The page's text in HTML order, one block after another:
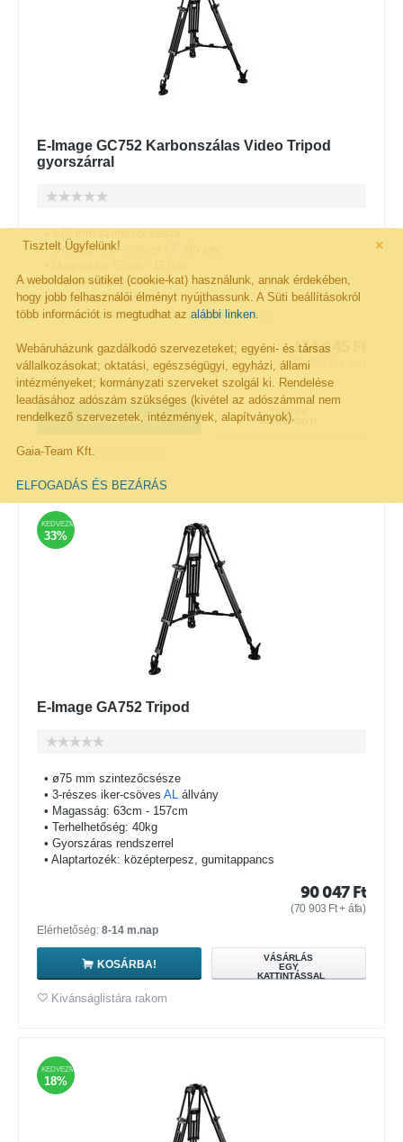
×
Tisztelt Ügyfelünk!
A weboldalon sütiket (cookie-kat) használunk, annak érdekében,
hogy jobb felhasználói élményt nyújthassunk. A Süti beállításokról
több információt is megtudhat az alábbi linken.
Webáruházunk gazdálkodó szervezeteket; egyéni- és társas
vállalkozásokat; oktatási, egészségügyi, egyházi, állami
intézményeket; kormányzati szerveket szolgál ki. Rendelése
leadásához adószám szükséges (kivétel az adószámmal nem
rendelkező szervezetek, intézmények, alapítványok).
Gaia-Team Kft.
ELFOGADÁS ÉS BEZÁRÁS
E-Image GC752 Karbonszálas Video Tripod
gyorszárral
• 3-részes iker-csöves
• Terhelhetőség: 40kg
• Gyorszáras rendszerrel
• Alaptartozék: középterpesz, gumitappancs
134 945
(106 256
Elérhetőség:8-14 m.nap
KOSÁRBA!
TEGYEN
AJÁNLATOT!
Kivánságlistára rakom
KEDVEZMÉNY
33%
E-Image GA752 Tripod
• ø75 mm szintezőcsésze
• 3-részes iker-csöves AL állvány
• Magasság: 63cm - 157cm
• Terhelhetőség: 40kg
• Gyorszáras rendszerrel
• Alaptartozék: középterpesz, gumitappancs
90 047 Ft
(70 903 Ft+ áfa)
Elérhetőség: 8-14 m.nap
KOSÁRBA!
VÁSÁRLÁS
EGY
KATTINTÁSSAL
Kivánságlistára rakom
KEDVEZMÉNY
18%